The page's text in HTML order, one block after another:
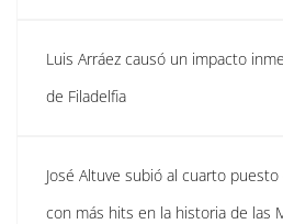
Luis Arráez causó un impacto
de Filadelfia
José Altuve subió al cuarto
con más hits en la historia de las